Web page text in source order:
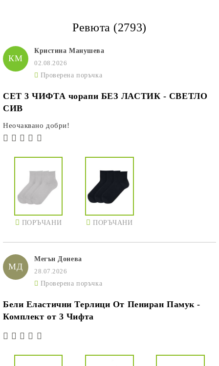
Ревюта (2793)
КМ
Кристина Манушева
02.08.2026
Проверена поръчка
СЕТ 3 ЧИФТА чорапи БЕЗ ЛАСТИК - СВЕТЛО
СИВ
Неочаквано добри!
ПОРЪЧАНИ ПОРЪЧАНИ
МД
Мегън Донева
28.07.2026
Проверена поръчка
Бели Еластични Терлици От Пениран Памук -
Комплект от 3 Чифта